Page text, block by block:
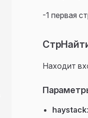
-1 первая
Находит
haystack